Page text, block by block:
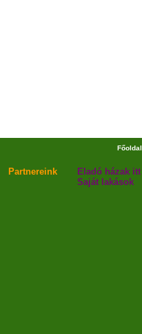
Főoldal
Partnereink Eladó házak itt
Saját lakások